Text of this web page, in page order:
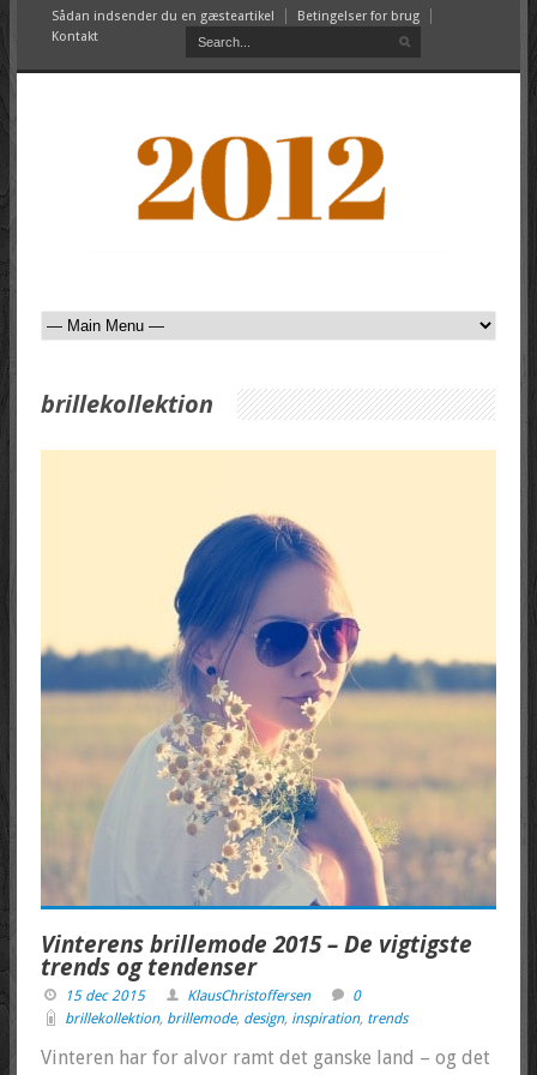
Sådan indsender du en gæsteartikel
Betingelser for brug
Kontakt
brillekollektion
Vinterens brillemode 2015 – De vigtigste
trends og tendenser
15 dec 2015 KlausChristoffersen
0
brillekollektion, brillemode, design, inspiration, trends
Vinteren har for alvor ramt det ganske land – og det